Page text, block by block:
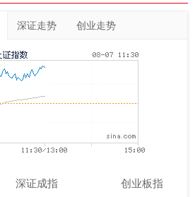
深证走势 创业走势
深证成指 创业板指